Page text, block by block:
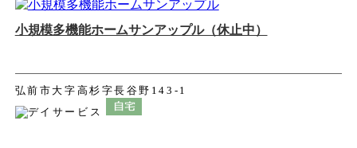
小規模多機能ホームサンアップル（休止中）
弘前市大字高杉字長谷野143-1